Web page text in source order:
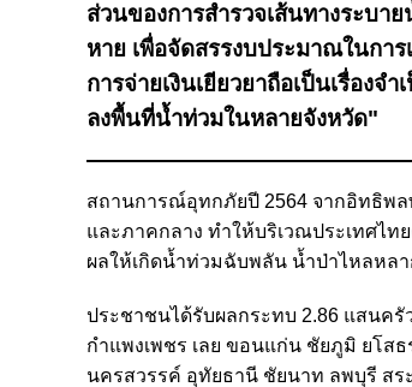
ส่วนของการสำรวจเส้นทางระบา
หาย เพื่อจัดสรรงบประมาณในกา
การจ่ายเงินเยียวยาถือเป็นเรื่อง
ลงพื้นที่น้ำท่วมในหลายจังหวัด"
สถานการณ์อุทกภัยปี 2564 จากอิทธิพ
และภาคกลาง ทำให้บริเวณประเทศไ
ผลให้เกิดน้ำท่วมฉับพลัน น้ำป่าไหลหลา
ประชาชนได้รับผลกระทบ 2.86 แสนค
กำแพงเพชร เลย ขอนแก่น ชัยภูมิ ยโส
นครสวรรค์ อุทัยธานี ชัยนาท ลพบุรี ส